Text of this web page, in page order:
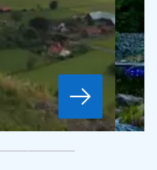
2
Gå till bildkort3
Gå till bildkort